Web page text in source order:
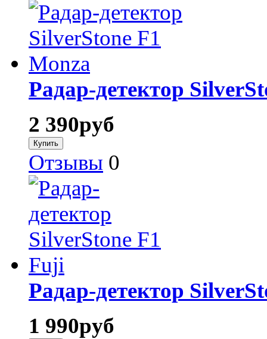
Радар-детектор
2 390руб
Отзывы 0
Радар-детектор
1 990руб